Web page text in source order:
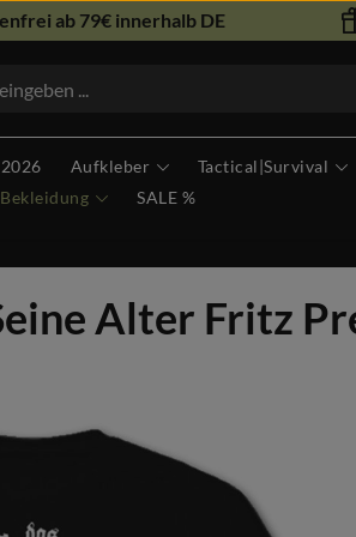
ab 79€ innerhalb DE
Aufkleber Tactical|Survival
Bekleidung SALE %
Alter Fritz